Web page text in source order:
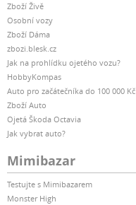
Zboží Živě
Osobní vozy
Zboží Dáma
zbozi.blesk.cz
Jak na prohlídku ojetého vozu?
HobbyKompas
Auto pro začátečníka do 100 000 Kč
Zboží Auto
Ojetá Škoda Octavia
Jak vybrat auto?
Mimibazar
Testujte s Mimibazarem
Monster High